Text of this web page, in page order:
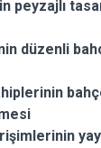
peyzajlı
düzenli